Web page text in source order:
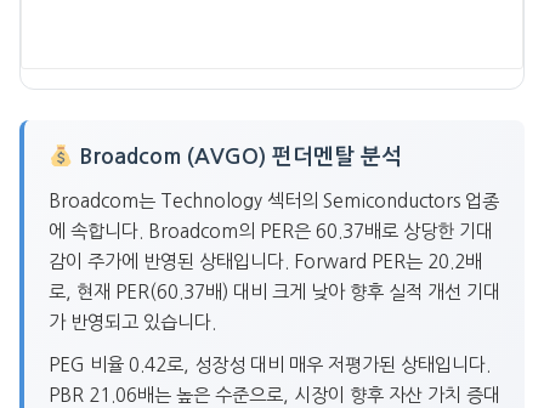
Broadcom (AVGO) 펀더멘탈 분석
Broadcom는 Technology 섹터의 Semiconductors 업종
에 속합니다. Broadcom의 PER은 60.37배로 상당한 기대
감이 주가에 반영된 상태입니다. Forward PER는 20.2배
로, 현재 PER(60.37배) 대비 크게 낮아 향후 실적 개선 기대
가 반영되고 있습니다.
PEG 비율 0.42로, 성장성 대비 매우 저평가된 상태입니다.
PBR 21.06배는 높은 수준으로, 시장이 향후 자산 가치 증대